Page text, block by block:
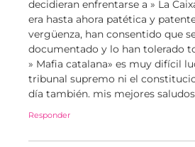
decidieran enfrentarse a » La
era hasta ahora patética y
vergüenza, han consentido que
documentado y lo han tolerado
» Mafia catalana» es muy difícil
tribunal supremo ni el
día también. mis mejores
Responder